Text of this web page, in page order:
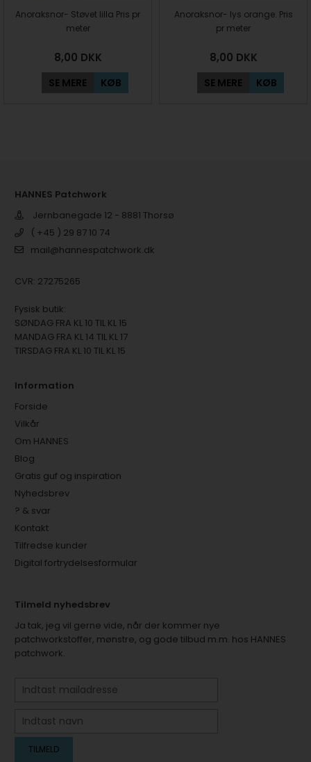
Anoraksnor- Støvet lilla Pris pr
meter
8,00 DKK
SE MERE KØB
Anoraksnor- lys orange. Pris
pr meter
8,00 DKK
SE MERE KØB
HANNES Patchwork
Jernbanegade 12 - 8881 Thorsø
( +45 ) 29 87 10 74
mail@hannespatchwork.dk
CVR: 27275265
Fysisk butik:
SØNDAG FRA KL 10 TIL KL 15
MANDAG FRA KL 14 TIL KL 17
TIRSDAG FRA KL 10 TIL KL 15
Information
Forside
Vilkår
Om HANNES
Blog
Gratis guf og inspiration
Nyhedsbrev
? & svar
Kontakt
Tilfredse kunder
Digital fortrydelsesformular
Tilmeld nyhedsbrev
Ja tak, jeg vil gerne vide, når der kommer nye
patchworkstoffer, mønstre, og gode tilbud m.m. hos HANNES
patchwork.